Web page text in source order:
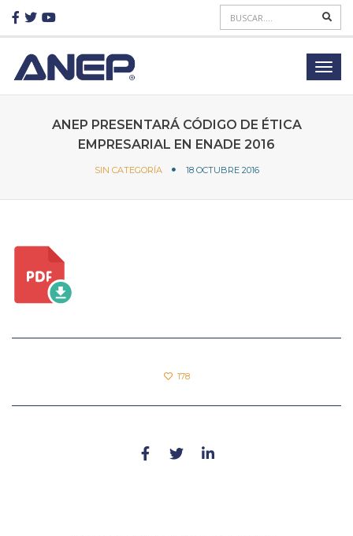
ANEP PRESENTARÁ CÓDIGO DE ÉTICA
EMPRESARIAL EN ENADE 2016
SIN CATEGORÍA 18 OCTUBRE 2016
178